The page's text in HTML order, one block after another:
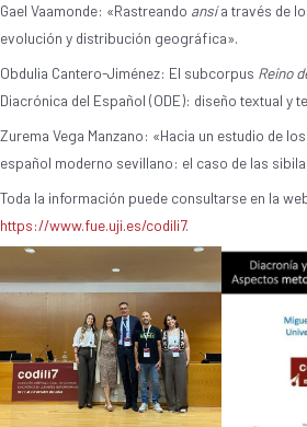
Gael Vaamonde: «Rastreando ansía través de
evolución y distribución geográfica».
Obdulia Cantero-Jiménez: El subcorpus Reino
Diacrónica del Español (ODE): diseño textual y
Zurema Vega Manzano: «Hacia un estudio de
español moderno sevillano: el caso de las
Toda la información puede consultarse en la
https://www.fue.uji.es/codili7.